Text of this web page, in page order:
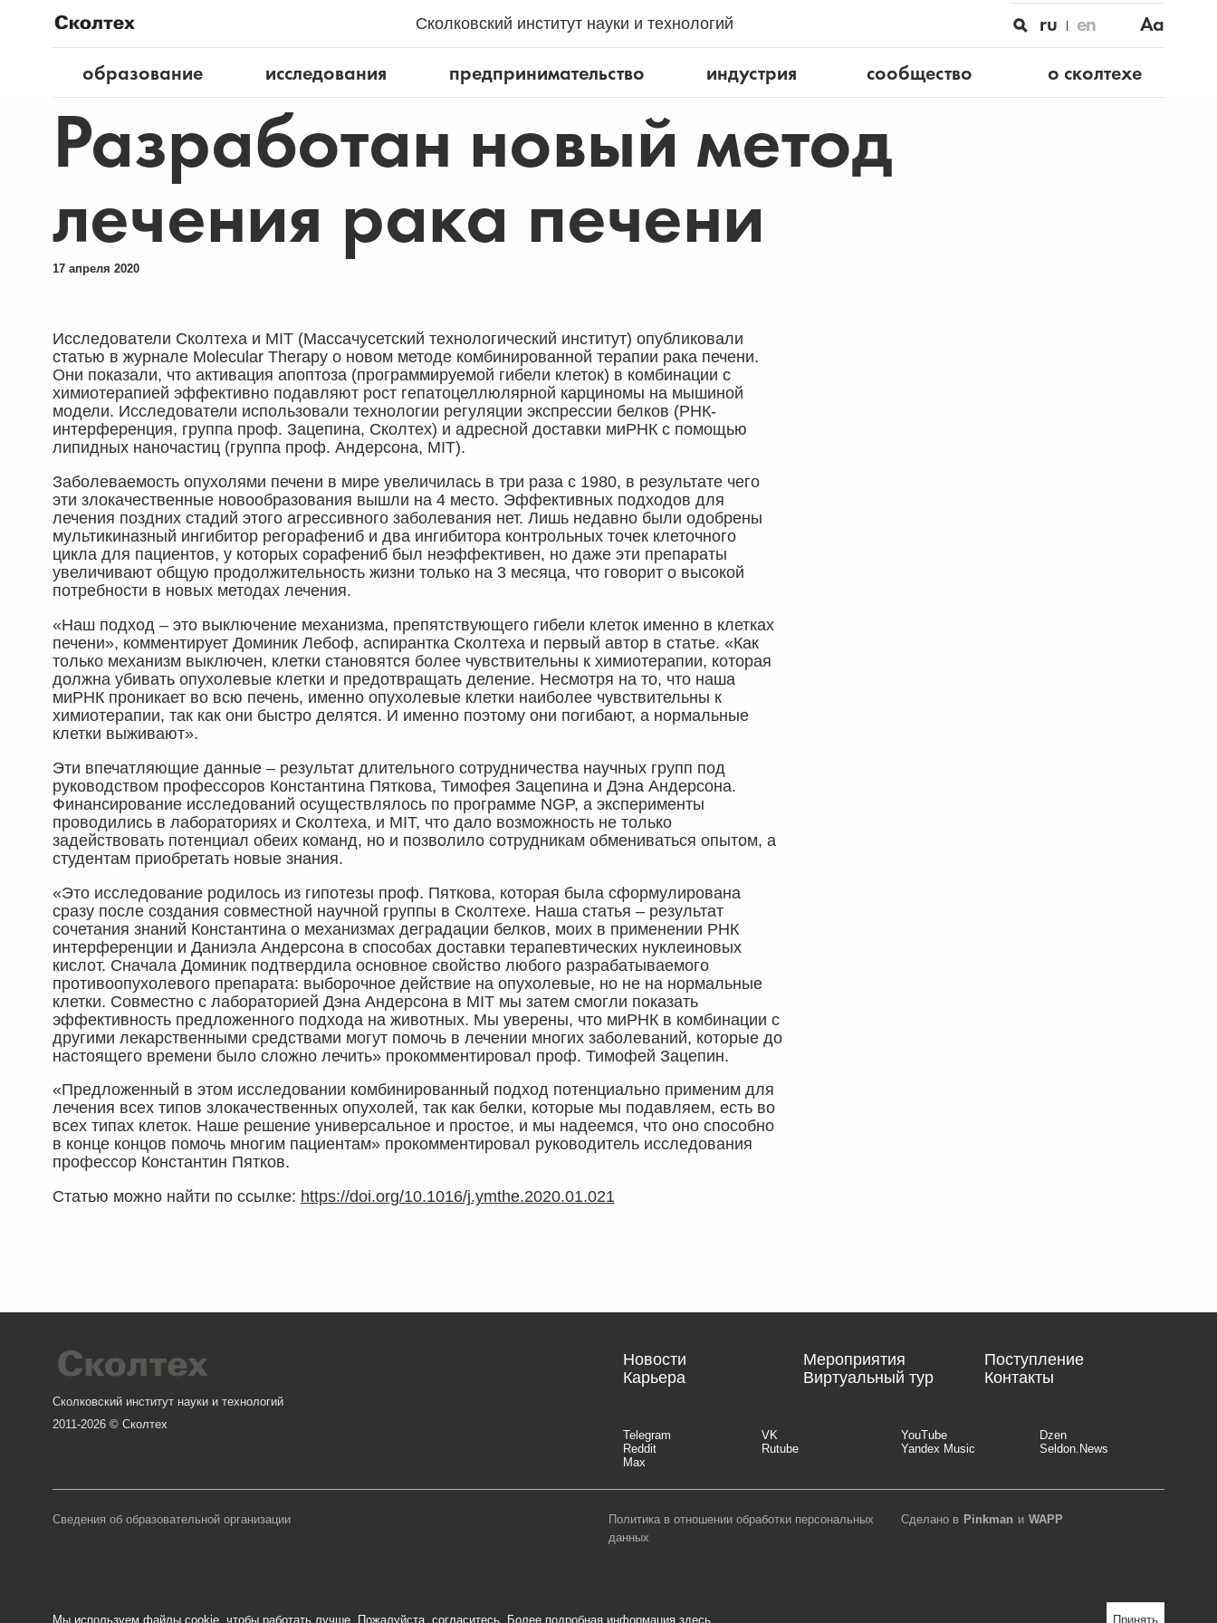
Сколковский институт науки и технологий ru en
Aa
образование
исследования предпринимательство индустрия сообщество о сколтехе
Разработан новый метод
лечения рака печени
17 апреля 2020
Исследователи Сколтеха и MIT (Массачусетский технологический институт) опубликовали
статью в журнале Molecular Therapy о новом методе комбинированной терапии рака печени.
Они показали, что активация апоптоза (программируемой гибели клеток) в комбинации с
химиотерапией эффективно подавляют рост гепатоцеллюлярной карциномы на мышиной
модели. Исследователи использовали технологии регуляции экспрессии белков (РНК-
интерференция, группа проф. Зацепина, Сколтех) и адресной доставки миРНК с помощью
липидных наночастиц (группа проф. Андерсона, MIT).
Заболеваемость опухолями печени в мире увеличилась в три раза с 1980, в результате чего
эти злокачественные новообразования вышли на 4 место. Эффективных подходов для
лечения поздних стадий этого агрессивного заболевания нет. Лишь недавно были одобрены
мультикиназный ингибитор регорафениб и два ингибитора контрольных точек клеточного
цикла для пациентов, у которых сорафениб был неэффективен, но даже эти препараты
увеличивают общую продолжительность жизни только на 3 месяца, что говорит о высокой
потребности в новых методах лечения.
«Наш подход – это выключение механизма, препятствующего гибели клеток именно в клетках
печени», комментирует Доминик Лебоф, аспирантка Сколтеха и первый автор в статье. «Как
только механизм выключен, клетки становятся более чувствительны к химиотерапии, которая
должна убивать опухолевые клетки и предотвращать деление. Несмотря на то, что наша
миРНК проникает во всю печень, именно опухолевые клетки наиболее чувствительны к
химиотерапии, так как они быстро делятся. И именно поэтому они погибают, а нормальные
клетки выживают».
Эти впечатляющие данные – результат длительного сотрудничества научных групп под
руководством профессоров Константина Пяткова, Тимофея Зацепина и Дэна Андерсона.
Финансирование исследований осуществлялось по программе NGP, а эксперименты
проводились в лабораториях и Сколтеха, и MIT, что дало возможность не только
задействовать потенциал обеих команд, но и позволило сотрудникам обмениваться опытом, а
студентам приобретать новые знания.
«Это исследование родилось из гипотезы проф. Пяткова, которая была сформулирована
сразу после создания совместной научной группы в Сколтехе. Наша статья – результат
сочетания знаний Константина о механизмах деградации белков, моих в применении РНК
интерференции и Даниэла Андерсона в способах доставки терапевтических нуклеиновых
кислот. Сначала Доминик подтвердила основное свойство любого разрабатываемого
противоопухолевого препарата: выборочное действие на опухолевые, но не на нормальные
клетки. Совместно с лабораторией Дэна Андерсона в MIT мы затем смогли показать
эффективность предложенного подхода на животных. Мы уверены, что миРНК в комбинации с
другими лекарственными средствами могут помочь в лечении многих заболеваний, которые до
настоящего времени было сложно лечить» прокомментировал проф. Тимофей Зацепин.
«Предложенный в этом исследовании комбинированный подход потенциально применим для
лечения всех типов злокачественных опухолей, так как белки, которые мы подавляем, есть во
всех типах клеток. Наше решение универсальное и простое, и мы надеемся, что оно способно
в конце концов помочь многим пациентам» прокомментировал руководитель исследования
профессор Константин Пятков.
Статью можно найти по ссылке: https://doi.org/10.1016/j.ymthe.2020.01.021
Сколковский институт науки и технологий
2011-2026 © Сколтех
Новости Мероприятия
Поступление
Карьера
Виртуальный тур Контакты
Telegram VK YouTube
Dzen
Reddit
Rutube Yandex Music
Seldon.News
Max
Сведения об образовательной организации
Политика в отношении обработки персональных
данных
Сделано в Pinkman и WAPP
Мы используем файлы cookie, чтобы работать лучше. Пожалуйста, согласитесь. Более подробная информация здесь Принять